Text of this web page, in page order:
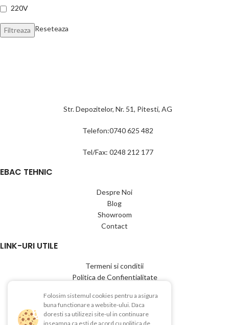
220V
Filtreaza Reseteaza
Str. Depozitelor, Nr. 51, Pitesti, AG
Telefon:0740 625 482
Tel/Fax: 0248 212 177
EBAC TEHNIC
Despre Noi
Blog
Showroom
Contact
LINK-URI UTILE
Termeni si conditii
Politica de Confientialitate
Politica de retur
Livrare si plata
Folosim sistemul cookies pentru a asigura
buna functionare a website-ului. Daca
doresti sa utilizezi site-ul in continuare
inseamna ca esti de acord cu politica de